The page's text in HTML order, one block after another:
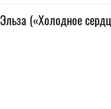
Эльза («Холодное